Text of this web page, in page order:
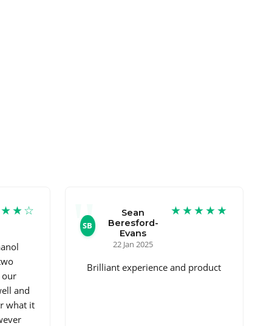
our
and
what it
SB
Sean
Beresford-
Evans
22 Jan 2025
★★★★★
Brilliant experience and product